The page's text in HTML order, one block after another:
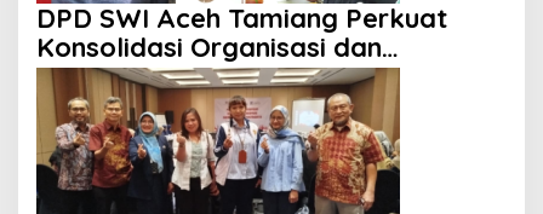
DPD SWI Aceh Tamiang Perkuat
Konsolidasi Organisasi dan
Kemitraan